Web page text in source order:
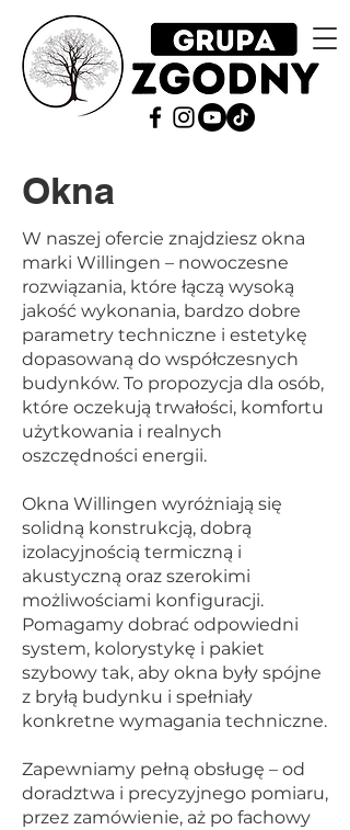
Okna
W naszej ofercie znajdziesz okna
marki Willingen – nowoczesne
rozwiązania, które łączą wysoką
jakość wykonania, bardzo dobre
parametry techniczne i estetykę
dopasowaną do współczesnych
budynków. To propozycja dla osób,
które oczekują trwałości, komfortu
użytkowania i realnych
oszczędności energii.
Okna Willingen wyróżniają się
solidną konstrukcją, dobrą
izolacyjnością termiczną i
akustyczną oraz szerokimi
możliwościami konfiguracji.
Pomagamy dobrać odpowiedni
system, kolorystykę i pakiet
szybowy tak, aby okna były spójne
z bryłą budynku i spełniały
konkretne wymagania techniczne.
Zapewniamy pełną obsługę – od
doradztwa i precyzyjnego pomiaru,
przez zamówienie, aż po fachowy